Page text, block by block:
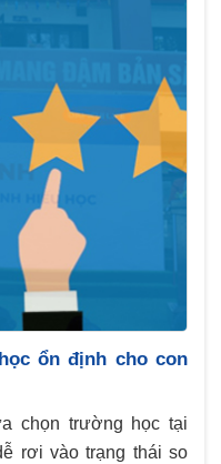
ổn định cho con
chọn trường học tại
rơi vào trạng thái so